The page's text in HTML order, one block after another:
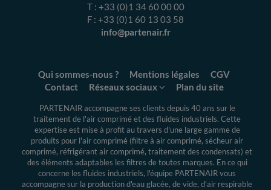
T : +33 (0)1 34 60 00 00
F : +33 (0)1 60 13 03 58
info@partenair.fr
Qui sommes-nous ? Mentions légales
CGV
Contact
Réseaux sociaux Plan du site
PARTENAIR accompagne ses clients depuis 40 ans sur le
traitement de l'air comprimé et des fluides industriels. Cette
expertiseest mise à profit au travers d'une large gamme de
produits pour l'air comprimé (filtre à air comprimé, sécheur air
comprimé, réfrigérant air comprimé, traitement des condensats) et
des éléments adaptables les filtres de toutes marques. En ce qui
concerne les fluides industriels, l'équipe PARTENAIR vous
accompagne sur la production d'eau glacée, de vide, d'air respirable